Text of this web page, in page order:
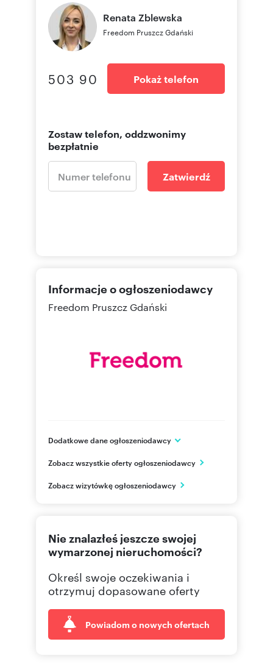
Renata Zblewska
Freedom Pruszcz Gdański
503 90 Pokaż telefon
Zostaw telefon, oddzwonimy
bezpłatnie
Zatwierdź
Informacje o ogłoszeniodawcy
Freedom Pruszcz Gdański
Dodatkowe dane ogłoszeniodawcy
Pruszcz Gdański
PL
Zobacz wszystkie oferty ogłoszeniodawcy
Zobacz wizytówkę ogłoszeniodawcy
Nie znalazłeś jeszcze swojej
wymarzonej nieruchomości?
Określ swoje oczekiwania i
otrzymuj dopasowane oferty
Powiadom o nowych ofertach